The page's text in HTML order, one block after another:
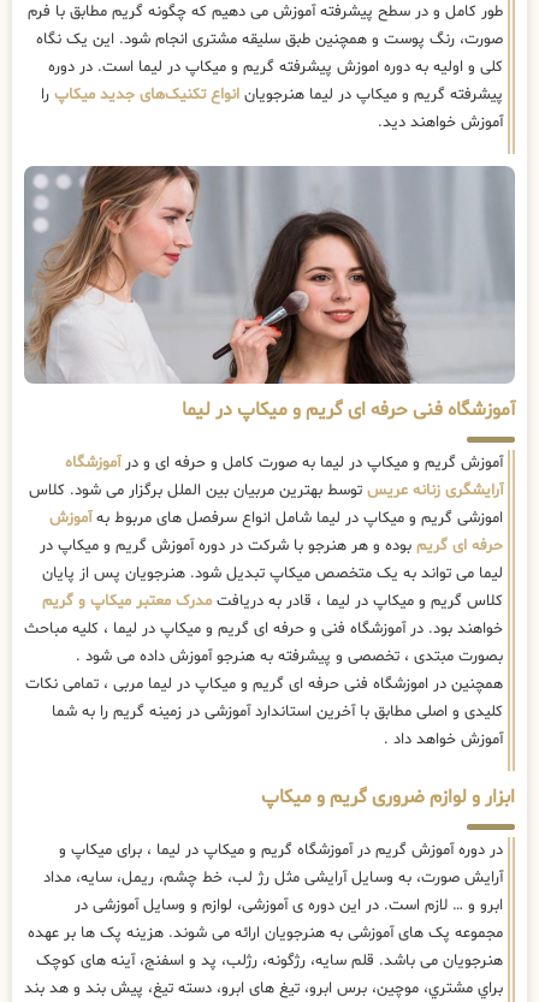
طور کامل و در سطح پیشرفته آموزش می دهیم که چگونه گریم مطابق با فرم
صورت، رنگ پوست و همچنین طبق سلیقه مشتری انجام شود. این یک نگاه
کلی و اولیه به دوره اموزش پیشرفته گریم و میکاپ در لیما است. در دوره
پیشرفته گریم و میکاپ در لیما هنرجویان انواع تکنیک‌های جدید میکاپ را
آموزش خواهند دید.
آموزشگاه فنی حرفه ای گریم و میکاپ در لیما
آموزش گریم و میکاپ در لیما به صورت کامل و حرفه ای و درآموزشگاه
آرایشگری زنانه عریس توسط بهترین مربیان بین الملل برگزار می شود. کلاس
اموزشی گریم و میکاپ در لیما شامل انواع سرفصل های مربوط بهآموزش
حرفه ای گریم بوده و هر هنرجو با شرکت در دوره آموزش گریم و میکاپ در
لیما می تواند به یک متخصص میکاپ تبدیل شود. هنرجویان پس از پایان
کلاس گریم و میکاپ در لیما ، قادر به دریافت مدرک معتبر میکاپ و گریم
خواهند بود. در آموزشگاه فنی و حرفه ای گریم و میکاپ در لیما ، کلیه مباحث
بصورت مبتدی ، تخصصی و پیشرفته به هنرجو آموزش داده می شود .
همچنین در اموزشگاه فنی حرفه ای گریم و میکاپ در لیما مربی ، تمامی نکات
کلیدی و اصلی مطابق با آخرین استاندارد آموزشی در زمینه گریم را به شما
آموزش خواهد داد .
ابزار و لوازم ضروری گریم و میکاپ
در دوره آموزش گریم در آموزشگاه گریم و میکاپ در لیما ، برای میکاپ و
آرایش صورت، به وسایل آرایشی مثل رژ لب، خط چشم، ریمل، سایه، مداد
ابرو و … لازم است. در این دوره ی آموزشی، لوازم و وسایل آموزشی در
مجموعه پک های آموزشی به هنرجویان ارائه می شوند. هزینه پک ها بر عهده
هنرجویان می باشد. قلم سایه، رژگونه، رژلب، پد و اسفنج، آینه های كوچک
براي مشتري، موچین، برس ابرو، تیغ های ابرو، دسته تیغ، پیش بند و هد بند